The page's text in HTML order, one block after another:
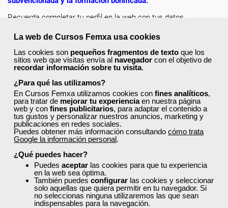
La web de Cursos Femxa usa cookies
Las cookies son pequeños fragmentos de texto que los
sitios web que visitas envía al navegador con el objetivo de
recordar información sobre tu visita.
¿Para qué las utilizamos?
En Cursos Femxa utilizamos cookies con fines analíticos,
para tratar de mejorar tu experienciaen nuestra página
web y con fines publicitarios, para adaptar el contenido a
tus gustos y personalizar nuestros anuncios, marketing y
publicaciones en redes sociales.
Puedes obtener más información consultando cómo trata
Google la información personal.
¿Qué puedes hacer?
Puedes aceptar las cookies para que tu experiencia
en la web sea óptima.
También puedes configurar las cookies y seleccionar
solo aquellas que quiera permitir en tu navegador. Si
no seleccionas ninguna utilizaremos las que sean
indispensables para la navegación.
Recuerda completar tu perfil en la web con tus datos
a los que puedes acceder y solicitar plaza en un clic.
¡Escoge tu curso favorito, solicita tu plaza y mejora como
profesional dentro de tu sector!
¿No encuentras el curso que estás
buscando?
Consulta a continuación nuestralista de cursos
recomendadosy accede a la formación gratuita
que te ayudará a impulsar tu carrera profesional
o mejorar tu desarrollo personal.